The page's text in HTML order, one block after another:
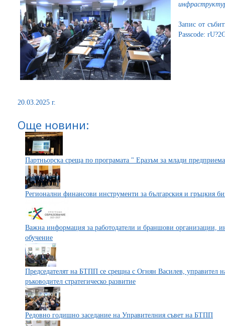
Запис от
Passcode:
20.03.2025 г.
Още новини:
Партньорска среща по програмата " Еразъм за млади
Регионални финансови инструменти за българския и гръцкия
Важна информация за работодатели и браншови организации,
обучение
Председателят на БТПП се срещна с Огнян Василев, управител
ръководител стратегическо развитие
Редовно годишно заседание на Управителния съвет на БТПП